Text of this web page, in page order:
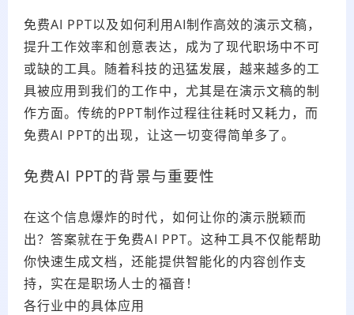
免费AI PPT以及如何利用AI制作高效的演示文稿，
提升工作效率和创意表达，成为了现代职场中不可
或缺的工具。随着科技的迅猛发展，越来越多的工
具被应用到我们的工作中，尤其是在演示文稿的制
作方面。传统的PPT制作过程往往耗时又耗力，而
免费AI PPT的出现，让这一切变得简单多了。
免费AI PPT的背景与重要性
在这个信息爆炸的时代，如何让你的演示脱颖而
出？答案就在于免费AI PPT。这种工具不仅能帮助
你快速生成文档，还能提供智能化的内容创作支
持，实在是职场人士的福音！
各行业中的具体应用